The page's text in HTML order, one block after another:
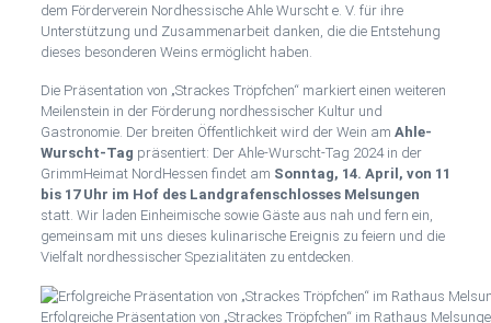
dem Förderverein Nordhessische Ahle Wurscht e. V. für ihre
Unterstützung und Zusammenarbeit danken, die die Entstehung
dieses besonderen Weins ermöglicht haben.
Die Präsentation von „Strackes Tröpfchen“ markiert einen weiteren
Meilenstein in der Förderung nordhessischer Kultur und
Gastronomie. Der breiten Öffentlichkeit wird der Wein am Ahle-
Wurscht-Tag präsentiert: Der Ahle-Wurscht-Tag 2024 in der
GrimmHeimat NordHessen findet am Sonntag, 14. April, von 11
bis 17 Uhr im Hof des Landgrafenschlosses Melsungen
statt. Wir laden Einheimische sowie Gäste aus nah und fern ein,
gemeinsam mit uns dieses kulinarische Ereignis zu feiern und die
Vielfalt nordhessischer Spezialitäten zu entdecken.
Erfolgreiche Präsentation von „Strackes Tröpfchen“ im Rathaus